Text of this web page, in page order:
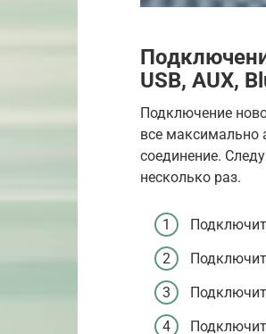
USB, AUX,
Подключение
все максимально
соединение.
несколько раз.